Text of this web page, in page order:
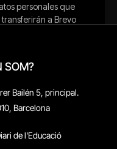
SOM?
Bailén 5, principal.
Barcelona
de l'Educació